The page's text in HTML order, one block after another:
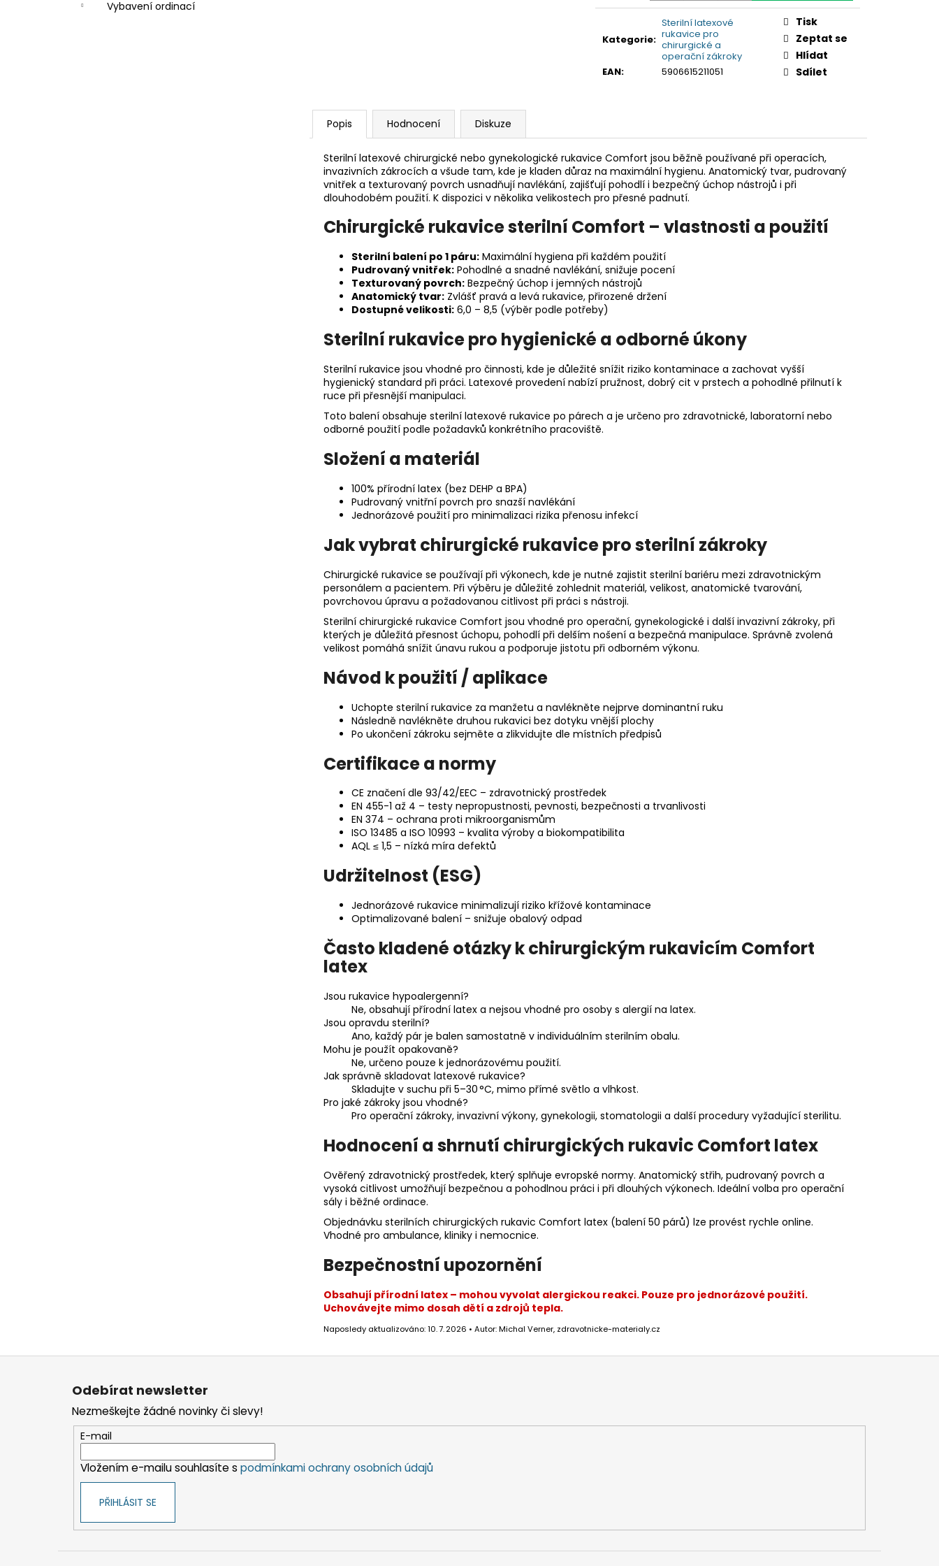
Vybavení ordinací
Kategorie:
Sterilní latexové
rukavice pro
chirurgické a
operační zákroky
EAN: 5906615211051
Tisk
Zeptat se
Hlídat
Sdílet
Popis Hodnocení Diskuze
Sterilní latexové chirurgické nebo gynekologické rukavice Comfort jsou běžně používané při operacích,
invazivních zákrocích a všude tam, kde je kladen důraz na maximální hygienu. Anatomický tvar, pudrovaný
vnitřek a texturovaný povrch usnadňují navlékání, zajišťují pohodlí i bezpečný úchop nástrojů i při
dlouhodobém použití. K dispozici v několika velikostech pro přesné padnutí.
Chirurgické rukavice sterilní Comfort – vlastnosti a použití
Sterilní balení po 1 páru: Maximální hygiena při každém použití
Pudrovaný vnitřek: Pohodlné a snadné navlékání, snižuje pocení
Texturovaný povrch: Bezpečný úchop i jemných nástrojů
Anatomický tvar: Zvlášť pravá a levá rukavice, přirozené držení
Dostupné velikosti: 6,0 – 8,5 (výběr podle potřeby)
Sterilní rukavice pro hygienické a odborné úkony
Sterilní rukavice jsou vhodné pro činnosti, kde je důležité snížit riziko kontaminace a zachovat vyšší
hygienický standard při práci. Latexové provedení nabízí pružnost, dobrý cit v prstech a pohodlné přilnutí k
ruce při přesnější manipulaci.
Toto balení obsahuje sterilní latexové rukavice po párech a je určeno pro zdravotnické, laboratorní nebo
odborné použití podle požadavků konkrétního pracoviště.
Složení a materiál
100% přírodní latex (bez DEHP a BPA)
Pudrovaný vnitřní povrch pro snazší navlékání
Jednorázové použití pro minimalizaci rizika přenosu infekcí
Jak vybrat chirurgické rukavice pro sterilní zákroky
Chirurgické rukavice se používají při výkonech, kde je nutné zajistit sterilní bariéru mezi zdravotnickým
personálem a pacientem. Při výběru je důležité zohlednit materiál, velikost, anatomické tvarování,
povrchovou úpravu a požadovanou citlivost při práci s nástroji.
Sterilní chirurgické rukavice Comfort jsou vhodné pro operační, gynekologické i další invazivní zákroky, při
kterých je důležitá přesnost úchopu, pohodlí při delším nošení a bezpečná manipulace. Správně zvolená
velikost pomáhá snížit únavu rukou a podporuje jistotu při odborném výkonu.
Návod k použití / aplikace
Uchopte sterilní rukavice za manžetu a navlékněte nejprve dominantní ruku
Následně navlékněte druhou rukavici bez dotyku vnější plochy
Po ukončení zákroku sejměte a zlikvidujte dle místních předpisů
Certifikace a normy
CE značení dle 93/42/EEC – zdravotnický prostředek
EN 455-1 až 4 – testy nepropustnosti, pevnosti, bezpečnosti a trvanlivosti
EN 374 – ochrana proti mikroorganismům
ISO 13485 a ISO 10993 – kvalita výroby a biokompatibilita
AQL ≤ 1,5 – nízká míra defektů
Udržitelnost (ESG)
Jednorázové rukavice minimalizují riziko křížové kontaminace
Optimalizované balení – snižuje obalový odpad
Často kladené otázky k chirurgickým rukavicím Comfort
latex
Jsou rukavice hypoalergenní?
Ne, obsahují přírodní latex a nejsou vhodné pro osoby s alergií na latex.
Jsou opravdu sterilní?
Ano, každý pár je balen samostatně v individuálním sterilním obalu.
Mohu je použít opakovaně?
Ne, určeno pouze k jednorázovému použití.
Jak správně skladovat latexové rukavice?
Skladujte v suchu při 5–30 °C, mimo přímé světlo a vlhkost.
Pro jaké zákroky jsou vhodné?
Pro operační zákroky, invazivní výkony, gynekologii, stomatologii a další procedury vyžadující sterilitu.
Hodnocení a shrnutí chirurgických rukavic Comfort latex
Ověřený zdravotnický prostředek, který splňuje evropské normy. Anatomický střih, pudrovaný povrch a
vysoká citlivost umožňují bezpečnou a pohodlnou práci i při dlouhých výkonech. Ideální volba pro operační
sály i běžné ordinace.
Objednávku sterilních chirurgických rukavic Comfort latex (balení 50 párů) lze provést rychle online.
Vhodné pro ambulance, kliniky i nemocnice.
Bezpečnostní upozornění
Obsahují přírodní latex – mohou vyvolat alergickou reakci. Pouze pro jednorázové použití.
Uchovávejte mimo dosah dětí a zdrojů tepla.
Naposledy aktualizováno: 10. 7. 2026 • Autor: Michal Verner, zdravotnicke-materialy.cz
Z
Odebírat newsletter
Nezmeškejte žádné novinky či slevy!
E-mail
Vložením e-mailu souhlasíte s podmínkami ochrany osobních údajů
PŘIHLÁSIT SE